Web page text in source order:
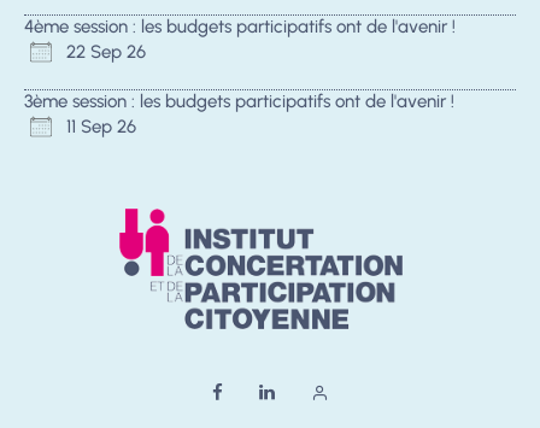
4ème session : les budgets participatifs ont de l'avenir !
22 Sep 26
3ème session : les budgets participatifs ont de l'avenir !
11 Sep 26